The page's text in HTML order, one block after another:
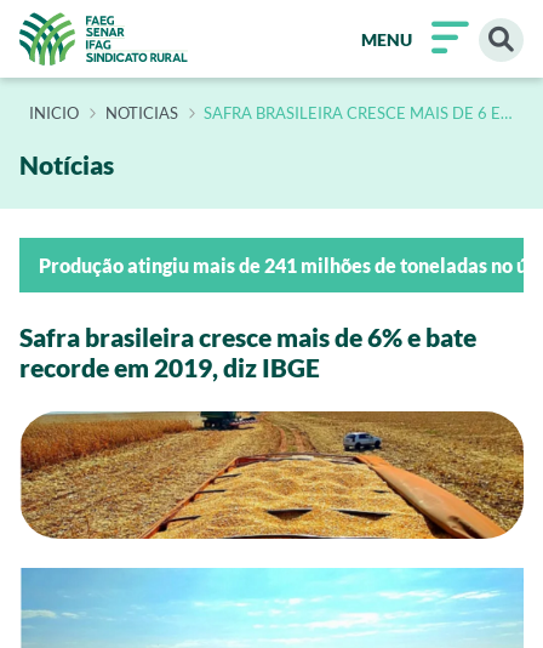
MENU
INÍCIO NOTICIAS SAFRA BRASILEIRA CRESCE MAIS DE 6 E
Notícias
Produção atingiu mais de 241 milhões de toneladas no
Safra brasileira cresce mais de 6% e bate
recorde em 2019, diz IBGE